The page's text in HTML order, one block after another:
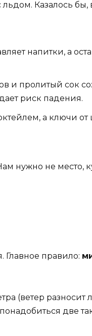
Казалось бы,
напитки, а
и пролитый сок
риск падения.
а ключи от
нужно не место,
Главное правило:
(ветер
две